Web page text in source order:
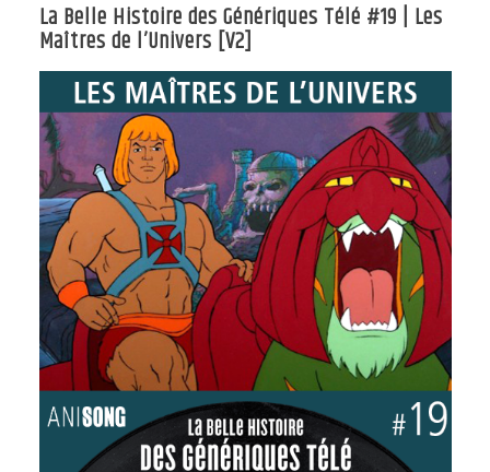
La Belle Histoire des Génériques Télé #19 | Les
Maîtres de l’Univers [V2]